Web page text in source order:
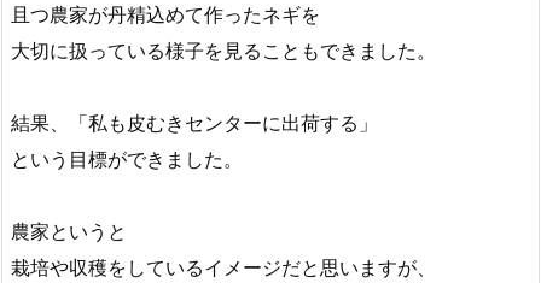
且つ農家が丹精込めて作ったネギを
大切に扱っている様子を見ることもできました。
結果、「私も皮むきセンターに出荷する」
という目標ができました。
農家というと
栽培や収穫をしているイメージだと思いますが、